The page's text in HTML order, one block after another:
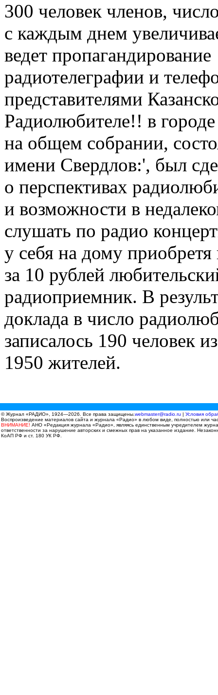
300 человек членов,
с каждым днем
ведет пропагандирование
радиотелеграфии и
представителями
Радиолюбителе!! в
на общем собрании,
имени Свердлов:', был
о перспективах
и возможности в
слушать по радио
у себя на дому
за 10 рублей
радиоприемник. В
доклада в число
записалось 190 человек
1950 жителей.
© Журнал «РАДИО», 1924—2026. Все права защищены. webmaster@radio.ru | Условия
Воспроизведение материалов сайта и журнала «Радио» в любом виде, полностью или
ВНИМАНИЕ! АНО «Редакция журнала «Радио», являясь единственным учредителем
ответственности за нарушение авторских и смежных прав на указанное издание.
КоАП РФ и ст. 180 УК РФ.